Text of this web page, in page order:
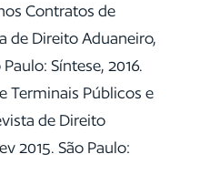
Contratos de
de Direito Aduaneiro,
Síntese, 2016.
Terminais Públicos e
de Direito
2015. São Paulo: